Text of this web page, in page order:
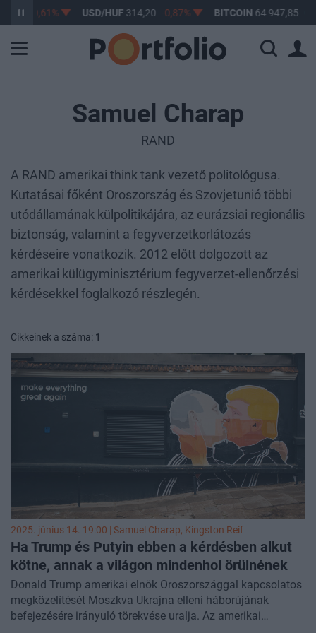
-0,61% USD/HUF314,20 -0,87% BITCOIN64 947,85
Samuel Charap
RAND
A RAND amerikai think tank vezető politológusa.
Kutatásai főként Oroszország és Szovjetunió többi
utódállamának külpolitikájára, az eurázsiai regionális
biztonság, valamint a fegyverzetkorlátozás
kérdéseire vonatkozik. 2012 előtt dolgozott az
amerikai külügyminisztérium fegyverzet-ellenőrzési
kérdésekkel foglalkozó részlegén.
Cikkeinek a száma: 1
2025. június 14. 19:00 | Samuel Charap, Kingston Reif
Ha Trump és Putyin ebben a kérdésben alkut
kötne, annak a világon mindenhol örülnének
Donald Trump amerikai elnök Oroszországgal kapcsolatos
megközelítését Moszkva Ukrajna elleni háborújának
befejezésére irányuló törekvése uralja. Az amerikai